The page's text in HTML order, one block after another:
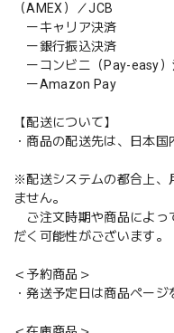
（AMEX）／JCB
ーキャリア決済
ー銀行振込決済
ーコンビニ（Pay-easy）
ーAmazon Pay
【配送について】
・商品の配送先は、日本
※配送システムの都合上、
ません。
ご注文時期や商品によっ
だく可能性がございます。
＜予約商品＞
・発送予定日は商品ページ